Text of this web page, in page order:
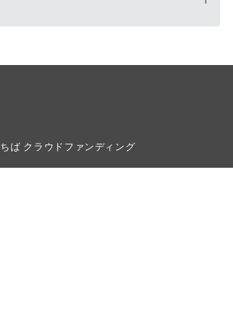
ちば クラウドファンディング